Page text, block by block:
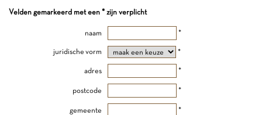
Velden gemarkeerd met een * zijn verplicht
naam *
juridische vorm *
adres *
postcode *
gemeente *